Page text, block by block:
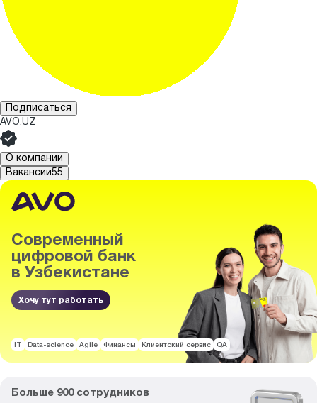
Подписаться
AVO.UZ
О компании
Вакансии55
Современный
цифровой банк
в Узбекистане
Хочу тут работать
Data-science Agile Финансы Клиентский сервис QA
Больше 900сотрудников